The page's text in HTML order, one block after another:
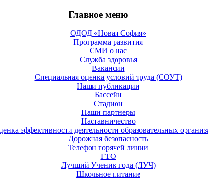
Главное меню
ОДОД «Новая София»
Программа развития
СМИ о нас
Служба здоровья
Вакансии
Специальная оценка условий труда (СОУТ)
Наши публикации
Бассейн
Стадион
Наши партнеры
Наставничество
эффективности деятельности образовательных
Дорожная безопасность
Телефон горячей линии
ГТО
Лучший Ученик года (ЛУЧ)
Школьное питание